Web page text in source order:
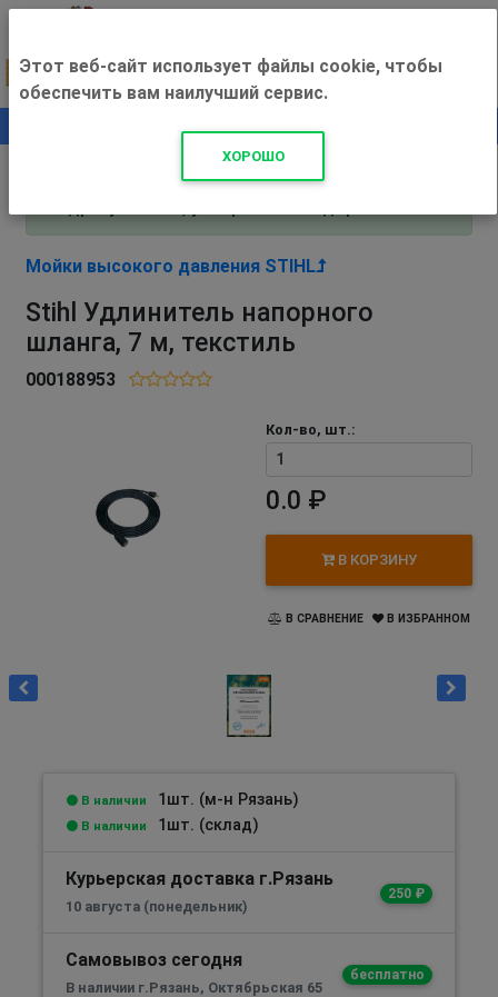
+500 ₽
Внимание! С 3 августа магазин работает по
Мойки высокого давления STIHL
Stihl Удлинитель напорного
шланга, 7 м, текстиль
000188953
Кол-во, шт.:
0.0 ₽
В КОРЗИНУ
В СРАВНЕНИЕ В ИЗБРАННОМ
В наличии 1шт. (м-н Рязань)
В наличии 1шт. (склад)
Курьерская доставка г.Рязань
250 ₽
10 августа (понедельник)
Самовывоз сегодня
бесплатно
В наличии г.Рязань, Октябрьская 65
Этот веб-сайт использует файлы cookie, чтобы
обеспечить вам наилучший сервис.
ХОРОШО